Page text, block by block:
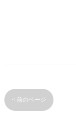
< 前のページ